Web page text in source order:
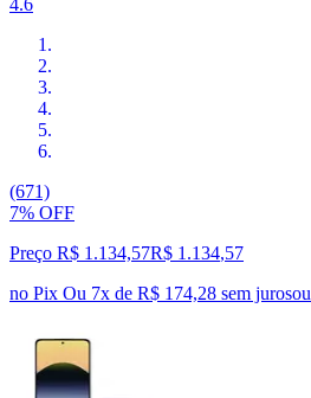
4.6
(671)
7% OFF
Preço R$ 1.134,57R$ 1.134,57
no Pix Ou 7x de R$ 174,28 sem jurosou